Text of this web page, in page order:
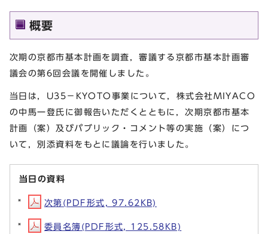
概要
次期の京都市基本計画を調査，審議する京都市基本計画審
議会の第6回会議を開催しました。
当日は，U35－KYOTO事業について，株式会社MIYACO
の中馬一登氏に御報告いただくとともに，次期京都市基本
計画（案）及びパブリック・コメント等の実施（案）につ
いて，別添資料をもとに議論を行いました。
当日の資料
次第(PDF形式, 97.62KB)
委員名簿(PDF形式, 125.58KB)